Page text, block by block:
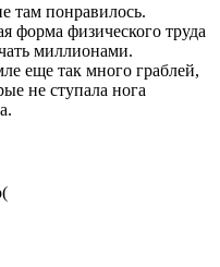
там понравилось.
форма физического труда
миллионами.
еще так много граблей,
не ступала нога